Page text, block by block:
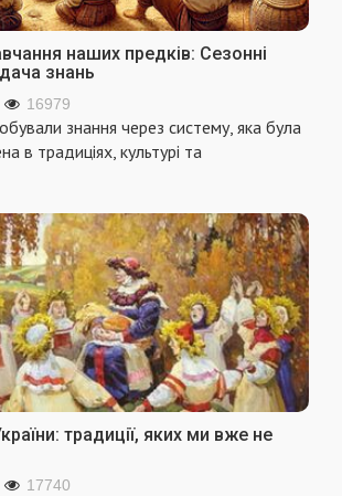
наших предків: Сезонні
знань
16979
знання через систему, яка була
в традиціях, культурі та
традиції, яких ми вже не
17740